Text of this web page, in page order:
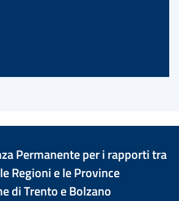
Permanente per i rapporti tra
Regioni e le Province
di Trento e Bolzano